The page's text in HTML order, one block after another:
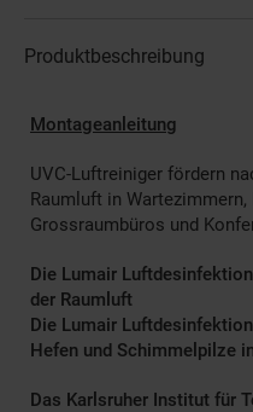
Produktbeschreibung
Montageanleitung
UVC-Luftreiniger fördern
Raumluft in
Grossraumbüros und
Die Lumair
der Raumluft
Die Lumair
Hefen und Schimmelpilze
Das Karlsruher Institut für